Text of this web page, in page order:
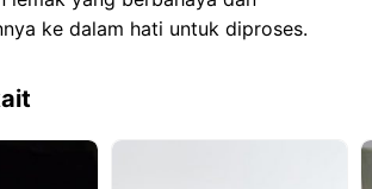
ke dalam hati untuk diproses.